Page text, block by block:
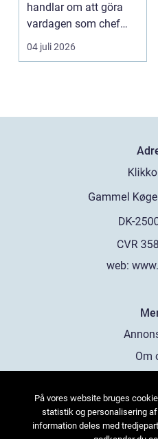
handlar om att göra
vardagen som chef
både mer h...
04 juli 2026
web:
Om
På vores website bruges
statistik og personalisering
information deles med